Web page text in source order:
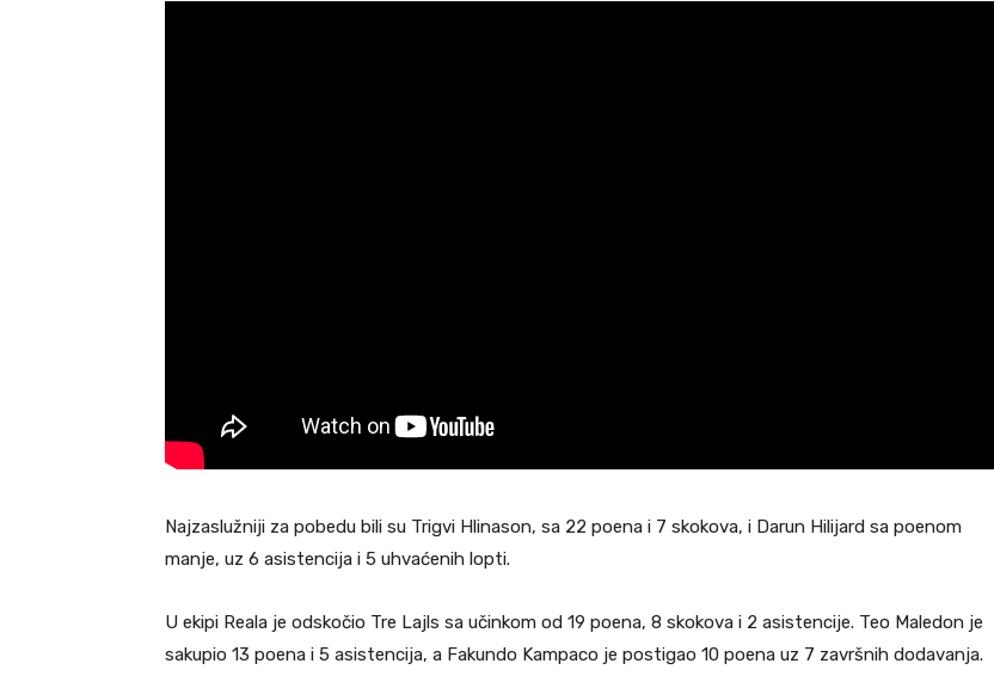
Najzaslužniji za pobedu bili su Trigvi Hlinason, sa 22 poena i 7 skokova, i Darun Hilijard sa poenom
manje, uz 6 asistencija i 5 uhvaćenih lopti.
U ekipi Reala je odskočio Tre Lajls sa učinkom od 19 poena, 8 skokova i 2 asistencije. Teo Maledon je
sakupio 13 poena i 5 asistencija, a Fakundo Kampaco je postigao 10 poena uz 7 završnih dodavanja.